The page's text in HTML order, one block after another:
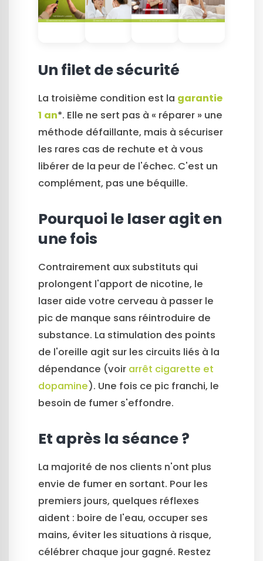
Un filet de sécurité
La troisième condition est la garantie
1 an*. Elle ne sert pas à « réparer » une
méthode défaillante, mais à sécuriser
les rares cas de rechute et à vous
libérer de la peur de l'échec. C'est un
complément, pas une béquille.
Pourquoi le laser agit en
une fois
Contrairement aux substituts qui
prolongent l'apport de nicotine, le
laser aide votre cerveau à passer le
pic de manque sans réintroduire de
substance. La stimulation des points
de l'oreille agit sur les circuits liés à la
dépendance (voir arrêt cigarette et
dopamine). Une fois ce pic franchi, le
besoin de fumer s'effondre.
Et après la séance ?
La majorité de nos clients n'ont plus
envie de fumer en sortant. Pour les
premiers jours, quelques réflexes
aident : boire de l'eau, occuper ses
mains, éviter les situations à risque,
célébrer chaque jour gagné. Restez